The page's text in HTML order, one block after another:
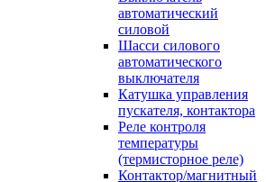
автоматический
силовой
Шасси силового
автоматического
выключателя
Катушка управления
пускателя, контактора
Реле контроля
температуры
(термисторное реле)
Контактор/магнитный